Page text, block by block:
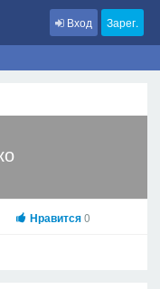
Вход Зарег.
Нравится0